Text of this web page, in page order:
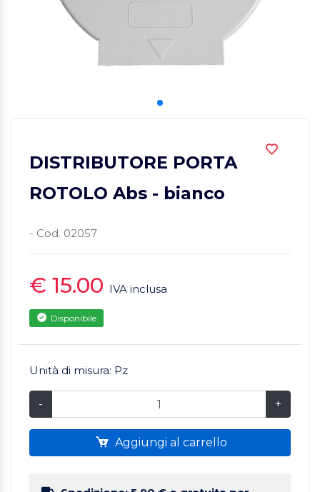
DISTRIBUTORE PORTA
ROTOLO Abs - bianco
- Cod. 02057
€ 15.00 IVA inclusa
Disponibile
Unità di misura: Pz
- +
Aggiungi al carrello